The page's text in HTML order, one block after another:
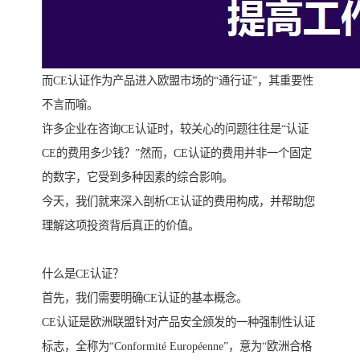
而CE认证作为产品进入欧盟市场的“通行证”，其重要性
不言而喻。
许多企业在咨询CE认证时，较关心的问题往往是“认证
CE的费用多少钱？”然而，CE认证的费用并非一个固定
的数字，它受到多种因素的综合影响。
今天，我们就来深入剖析CE认证的费用构成，并帮助您
理解这项投资背后真正的价值。
什么是CE认证？
首先，我们需要明确CE认证的基本概念。
CE认证是欧洲联盟针对产品安全颁发的一种强制性认证
标志，全称为“Conformité Européenne”，意为“欧洲合格